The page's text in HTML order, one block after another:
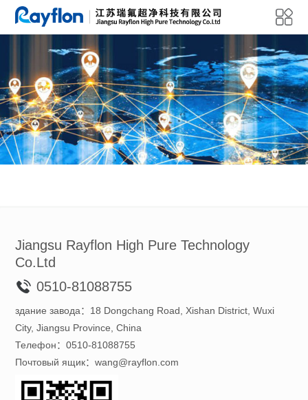
Jiangsu Rayflon High Pure Technology
Co.Ltd
0510-81088755
здание завода：18 Dongchang Road, Xishan District, Wuxi
City, Jiangsu Province, China
Телефон：0510-81088755
Почтовый ящик：wang@rayflon.com